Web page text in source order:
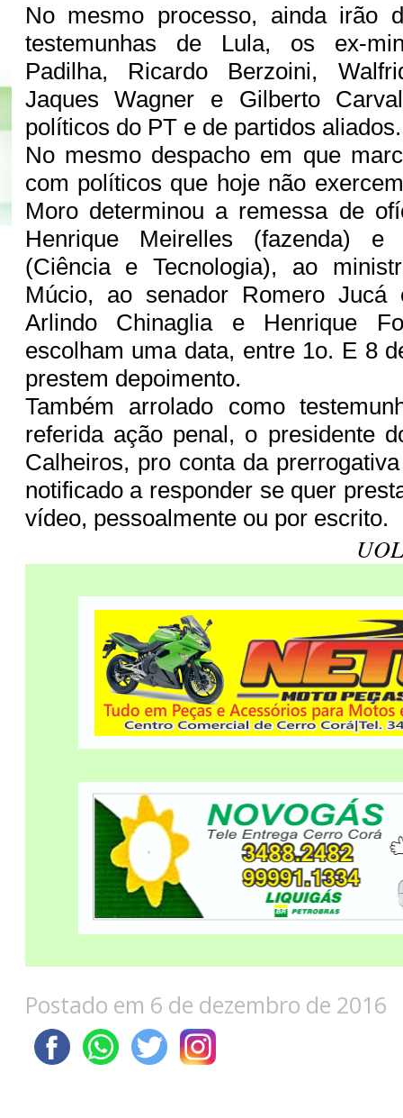
No mesmo processo, ainda irão
testemunhas de Lula, os ex-
Padilha, Ricardo Berzoini,
Jaques Wagner e Gilberto
políticos do PT e de partidos aliados.
No mesmo despacho em que
com políticos que hoje não
Moro determinou a remessa de
Henrique Meirelles (fazenda) e
(Ciência e Tecnologia), ao
Múcio, ao senador Romero Jucá
Arlindo Chinaglia e Henrique
escolham uma data, entre 1o. E 8
prestem depoimento.
Também arrolado como
referida ação penal, o presidente
Calheiros, pro conta da
notificado a responder se quer
vídeo, pessoalmente ou por escrito.
Postado em 6 de dezembro de 2016